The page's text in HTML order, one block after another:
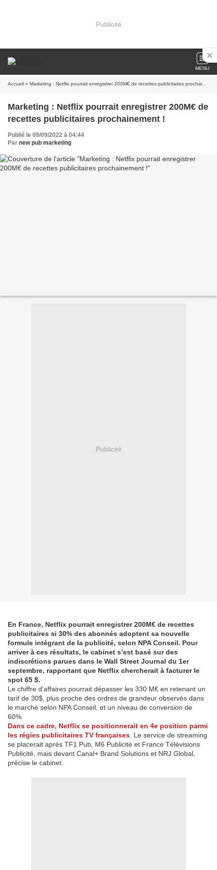
Publicité
MENU
Accueil » Marketing : Netflix pourrait enregistrer 200M€ de recettes publicitaires prochainement !
Marketing : Netflix pourrait enregistrer 200M€ de
recettes publicitaires prochainement !
Publié le 09/09/2022 à 04:44
Par new pub marketing
Publicité
En France, Netflix pourrait enregistrer 200M€ de recettes
publicitaires si 30% des abonnés adoptent sa nouvelle
formule intégrant de la publicité, selon NPA Conseil. Pour
arriver à ces résultats, le cabinet s’est basé sur des
indiscrétions parues dans le Wall Street Journal du 1er
septembre, rapportant que Netflix chercherait à facturer le
spot 65 $.
Le chiffre d’affaires pourrait dépasser les 330 M€ en retenant un
tarif de 30$, plus proche des ordres de grandeur observés dans
le marché selon NPA Conseil, et un niveau de conversion de
60%.
Dans ce cadre, Netflix se positionnerait en 4e position parmi
les régies publicitaires TV françaises . Le service de streaming
se placerait après TF1 Pub, M6 Publicité et France Télévisions
Publicité, mais devant Canal+ Brand Solutions et NRJ Global,
précise le cabinet.